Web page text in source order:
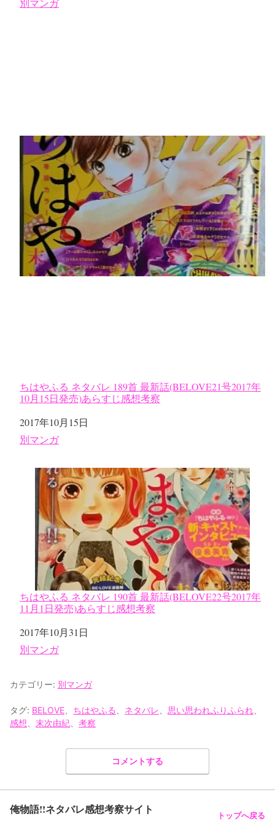
関連理由
別マンガ
ちはやふる ネタバレ 189首 最新話(BELOVE21号2017年
10月15日発売)あらすじ感想考察
日付
2017年10月15日
関連理由
別マンガ
ちはやふる ネタバレ 190首 最新話(BELOVE22号2017年
11月1日発売)あらすじ感想考察
日付
2017年10月31日
関連理由
別マンガ
カテゴリー: 別マンガ
タグ: BELOVE ちはやふる ネタバレ 思い思われふりふられ
感想
末次由紀 考察
コメントする
俺物語!!ネタバレ感想考察サイト トップへ戻る